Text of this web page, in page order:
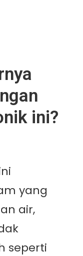
ini?
yang
air,
seperti